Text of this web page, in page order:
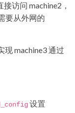
访问 machine2，
要从外网的
现 machine3 通过
设置